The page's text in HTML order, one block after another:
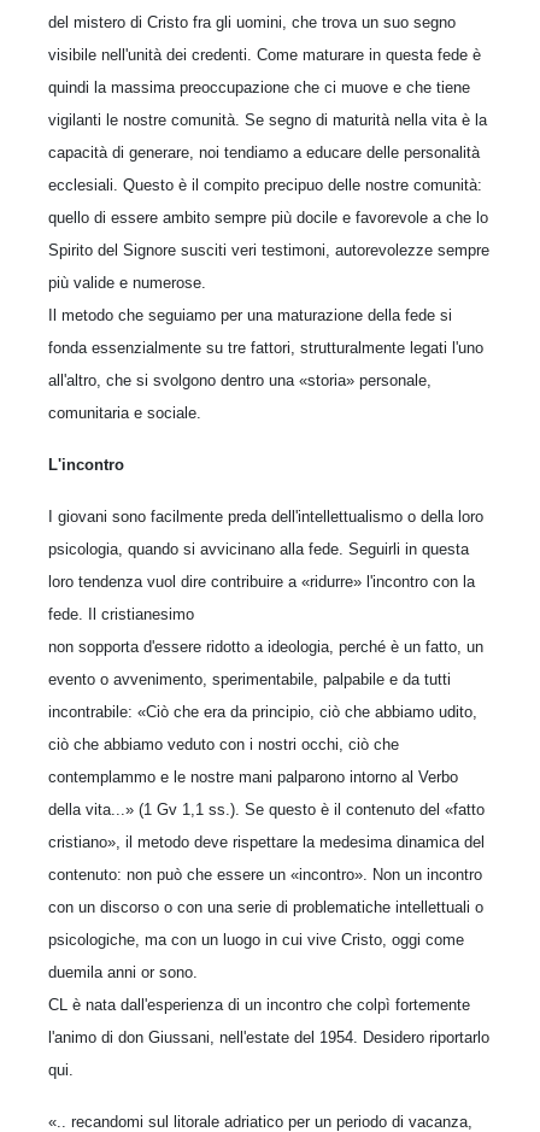
del mistero di Cristo fra gli uomini, che trova un suo segno
visibile nell'unità dei credenti. Come maturare in questa fede è
quindi la massima preoccupazione che ci muove e che tiene
vigilanti le nostre comunità. Se segno di maturità nella vita è la
capacità di generare, noi tendiamo a educare delle personalità
ecclesiali. Questo è il compito precipuo delle nostre comunità:
quello di essere ambito sempre più docile e favorevole a che lo
Spirito del Signore susciti veri testimoni, autorevolezze sempre
più valide e numerose.
Il metodo che seguiamo per una maturazione della fede si
fonda essenzialmente su tre fattori, strutturalmente legati l'uno
all'altro, che si svolgono dentro una «storia» personale,
comunitaria e sociale.
L'incontro
I giovani sono facilmente preda dell'intellettualismo o della loro
psicologia, quando si avvicinano alla fede. Seguirli in questa
loro tendenza vuol dire contribuire a «ridurre» l'incontro con la
fede. Il cristianesimo
non sopporta d'essere ridotto a ideologia, perché è un fatto, un
evento o avvenimento, sperimentabile, palpabile e da tutti
incontrabile: «Ciò che era da principio, ciò che abbiamo udito,
ciò che abbiamo veduto con i nostri occhi, ciò che
contemplammo e le nostre mani palparono intorno al Verbo
della vita...» (1 Gv 1,1 ss.). Se questo è il contenuto del «fatto
cristiano», il metodo deve rispettare la medesima dinamica del
contenuto: non può che essere un «incontro». Non un incontro
con un discorso o con una serie di problematiche intellettuali o
psicologiche, ma con un luogo in cui vive Cristo, oggi come
duemila anni or sono.
CL è nata dall'esperienza di un incontro che colpì fortemente
l'animo di don Giussani, nell'estate del 1954. Desidero riportarlo
qui.
«.. recandomi sul litorale adriatico per un periodo di vacanza,